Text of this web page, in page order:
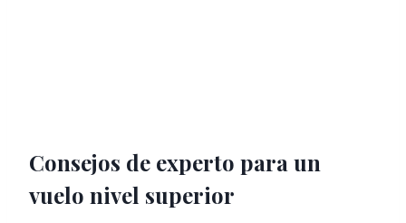
Consejos de experto para un
vuelo nivel superior